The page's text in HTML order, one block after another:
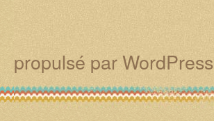
propulsé par WordPress